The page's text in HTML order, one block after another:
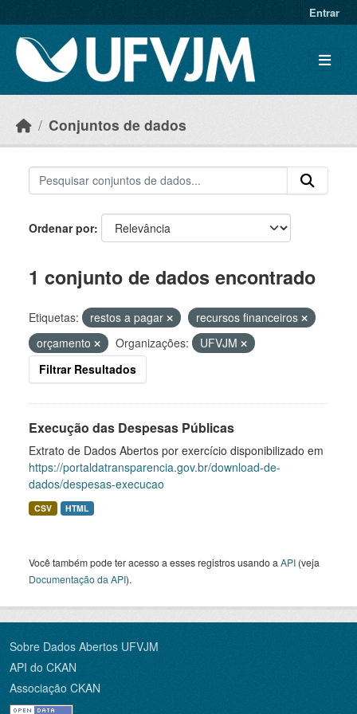
Entrar
Conjuntos de dados
Ordenar por
1 conjunto de dados encontrado
Etiquetas: restos a pagar
recursos financeiros
orçamento
Organizações:
UFVJM
Filtrar Resultados
Execução das Despesas Públicas
Extrato de Dados Abertos por exercício disponibilizado em
https://portaldatransparencia.gov.br/download-de-
dados/despesas-execucao
CSV HTML
Você também pode ter acesso a esses registros usando a API (veja
Documentação da API).
Sobre Dados Abertos UFVJM
API do CKAN
Associação CKAN